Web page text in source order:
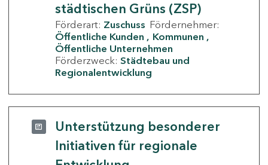
städtischen Grüns (ZSP)
Förderart: Zuschuss Fördernehmer:
Öffentliche Kunden
Kommunen
Öffentliche Unternehmen
Förderzweck: Städtebau und
Regionalentwicklung
Unterstützung besonderer
Initiativen für regionale